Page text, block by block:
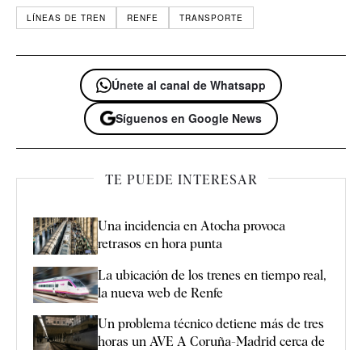
LÍNEAS DE TREN RENFE TRANSPORTE
Únete al canal de Whatsapp
Síguenos en Google News
TE PUEDE INTERESAR
Una incidencia en Atocha provoca
retrasos en hora punta
La ubicación de los trenes en tiempo real,
la nueva web de Renfe
Un problema técnico detiene más de tres
horas un AVE A Coruña-Madrid cerca de